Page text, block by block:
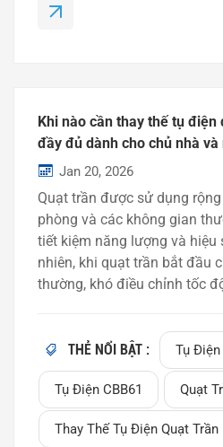
động cơ trong quá trình hoạt
Khi nào cần thay thế tụ
đầy đủ dành cho chủ nhà
Jan 20, 2026
Quạt trần được sử dụng
phòng và các không gian
tiết kiệm năng lượng và hiệu
nhiên, khi quạt trần bắt đầu
thường, khó điều chỉnh tốc
tụ điện của quạt trần bị
chúng tôi sẽ giải thích khi
quạt trần, cách nhận biết các
tại sao tụ điện quạt trần
biến nhất. Hướng dẫn này
dùng cuối và người mua
THẺ NỔI BẬT : Tụ Điện
Tụ Điện CBB61 Quạt
Thay Thế Tụ Điện Quạt Trần